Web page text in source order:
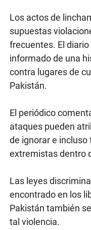
Los actos de
supuestas
frecuentes. El
informado de una
contra lugares de
Pakistán.
El periódico
ataques pueden
de ignorar e
extremistas dentro
Las leyes
encontrado en los
Pakistán también
tal violencia.